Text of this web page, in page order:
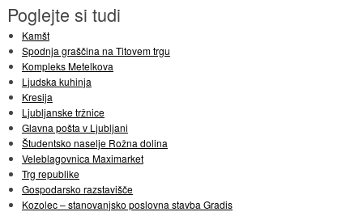
Poglejte si tudi
Kamšt
Spodnja graščina na Titovem trgu
Kompleks Metelkova
Ljudska kuhinja
Kresija
Ljubljanske tržnice
Glavna pošta v Ljubljani
Študentsko naselje Rožna dolina
Veleblagovnica Maximarket
Trg republike
Gospodarsko razstavišče
Kozolec – stanovanjsko poslovna stavba Gradis